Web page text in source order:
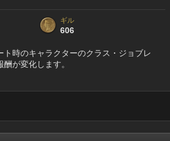
ギル
606
時のキャラクターのクラス・ジョブレ
が変化します。